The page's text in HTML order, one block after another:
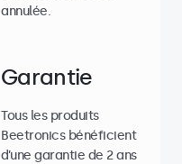
annulée.
Garantie
Tous les produits
Beetronics bénéficient
d’une garantie de 2 ans